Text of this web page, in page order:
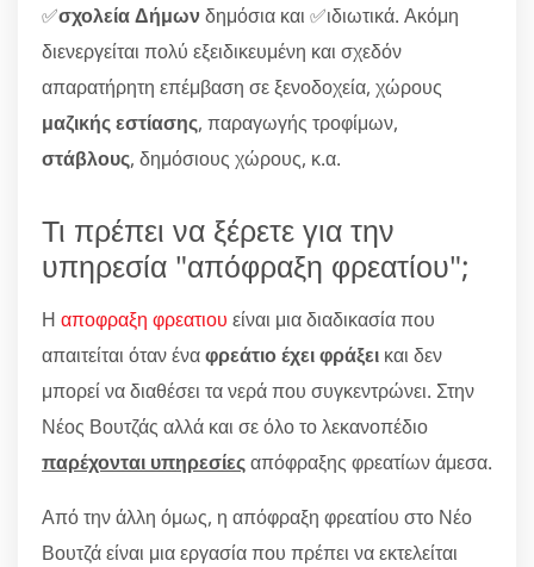
✅σχολεία Δήμωνδημόσια και ✅ιδιωτικά. Ακόμη
διενεργείται πολύ εξειδικευμένη και σχεδόν
απαρατήρητη επέμβαση σε ξενοδοχεία, χώρους
μαζικής εστίασης, παραγωγής τροφίμων,
στάβλους, δημόσιους χώρους, κ.α.
Τι πρέπει να ξέρετε για την
υπηρεσία "απόφραξη φρεατίου";
Η αποφραξη φρεατιου είναι μια διαδικασία που
απαιτείται όταν έναφρεάτιο έχει φράξει και δεν
μπορεί να διαθέσει τα νερά που συγκεντρώνει. Στην
Νέος Βουτζάς αλλά και σε όλο το λεκανοπέδιο
παρέχονται υπηρεσίεςαπόφραξης φρεατίων άμεσα.
Από την άλλη όμως, η απόφραξη φρεατίου στο Νέο
Βουτζά είναι μια εργασία που πρέπει να εκτελείται